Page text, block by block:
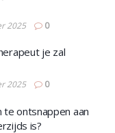
2025 0
je zal
2025 0
ontsnappen aan
is?